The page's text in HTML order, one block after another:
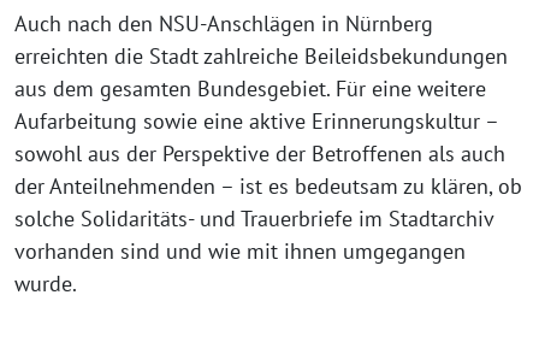
Auch nach den NSU-Anschlägen in Nürnberg
erreichten die Stadt zahlreiche Beileidsbekundungen
aus dem gesamten Bundesgebiet. Für eine weitere
Aufarbeitung sowie eine aktive Erinnerungskultur –
sowohl aus der Perspektive der Betroffenen als auch
der Anteilnehmenden – ist es bedeutsam zu klären, ob
solche Solidaritäts- und Trauerbriefe im Stadtarchiv
vorhanden sind und wie mit ihnen umgegangen
wurde.